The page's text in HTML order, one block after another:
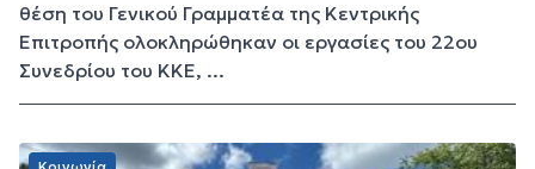
θέση του Γενικού Γραμματέα της Κεντρικής
Επιτροπής ολοκληρώθηκαν οι εργασίες του 22ου
Συνεδρίου του ΚΚΕ, ...